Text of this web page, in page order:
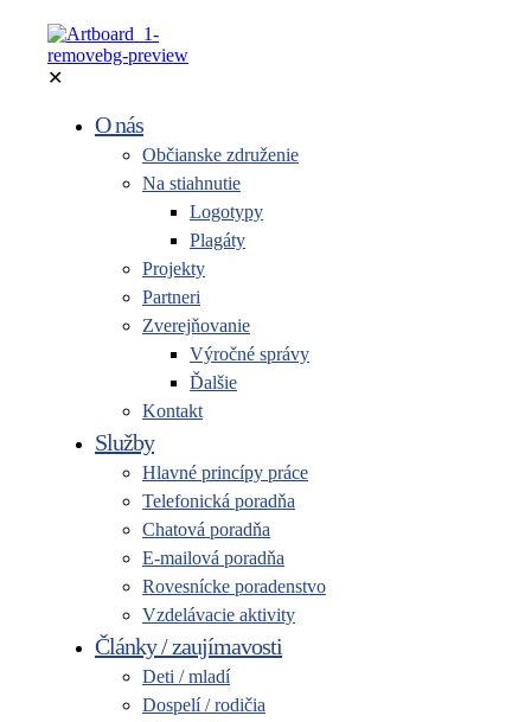
✕
O nás
Občianske združenie
Na stiahnutie
Logotypy
Plagáty
Projekty
Partneri
Zverejňovanie
Výročné správy
Ďalšie
Kontakt
Služby
Hlavné princípy práce
Telefonická poradňa
Chatová poradňa
E-mailová poradňa
Rovesnícke poradenstvo
Vzdelávacie aktivity
Články / zaujímavosti
Deti / mladí
Dospelí / rodičia